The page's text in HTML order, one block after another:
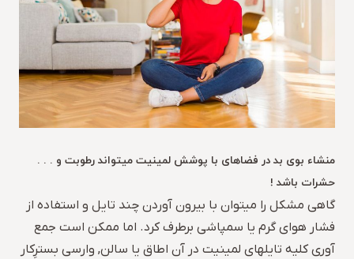
منشاء بوی بد در فضاهای با پوشش لمینیت میتواند رطوبت و . . .
حشرات باشد !
گاهی مشکل را میتوان با بیرون آوردن چند تایل و استفاده از
فشار هوای گرم یا سمپاشی برطرف کرد. اما ممکن است جمع
آوری کلیه تایلهای لمینیت در آن اطاق یا سالن, وارسی بسترِکار